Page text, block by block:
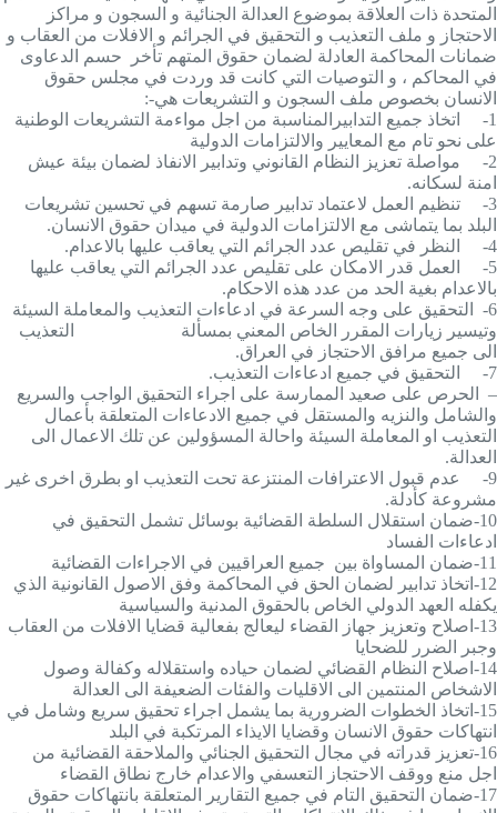
المتحدة ذات العلاقة بموضوع العدالة الجنائية و السجون و مراكز
الاحتجاز و ملف التعذيب و التحقيق في الجرائم و الافلات من العقاب و
ضمانات المحاكمة العادلة لضمان حقوق المتهم تأخر حسم الدعاوى
في المحاكم ، و التوصيات التي كانت قد وردت في مجلس حقوق
الانسان بخصوص ملف السجون و التشريعات هي:-
1-
اتخاذ جميع التدابيرالمناسبة من اجل مواءمة التشريعات الوطنية
على نحو تام مع المعايير والالتزامات الدولية
2-
مواصلة تعزيز النظام القانوني وتدابير الانفاذ لضمان بيئة عيش
امنة لسكانه.
3-
تنظيم العمل لاعتماد تدابير صارمة تسهم في تحسين تشريعات
البلد بما يتماشى مع الالتزامات الدولية في ميدان حقوق الانسان.
4-
النظر في تقليص عدد الجرائم التي يعاقب عليها بالاعدام.
5-
العمل قدر الامكان على تقليص عدد الجرائم التي يعاقب عليها
بالاعدام بغية الحد من عدد هذه الاحكام.
6-
التحقيق على وجه السرعة في ادعاءات التعذيب والمعاملة السيئة
وتيسير زيارات المقرر الخاص المعني بمسألة التعذيب
الى جميع مرافق الاحتجاز في العراق.
7-
التحقيق في جميع ادعاءات التعذيب.
–
الحرص على صعيد الممارسة على اجراء التحقيق الواجب والسريع
والشامل والنزيه والمستقل في جميع الادعاءات المتعلقة بأعمال
التعذيب او المعاملة السيئة واحالة المسؤولين عن تلك الاعمال الى
العدالة.
9-
عدم قبول الاعترافات المنتزعة تحت التعذيب او بطرق اخرى غير
مشروعة كأدلة.
10- ضمان استقلال السلطة القضائية بوسائل تشمل التحقيق في
ادعاءات الفساد
11- ضمان المساواة بين جميع العراقيين في الاجراءات القضائية
12- اتخاذ تدابير لضمان الحق في المحاكمة وفق الاصول القانونية الذي
يكفله العهد الدولي الخاص بالحقوق المدنية والسياسية
13-
اصلاح وتعزيز جهاز القضاء ليعالج بفعالية قضايا الافلات من العقاب
وجبر الضرر للضحايا
14-
اصلاح النظام القضائي لضمان حياده واستقلاله وكفالة وصول
الاشخاص المنتمين الى الاقليات والفئات الضعيفة الى العدالة
15- اتخاذ الخطوات الضرورية بما يشمل اجراء تحقيق سريع وشامل في
انتهاكات حقوق الانسان وقضايا الايذاء المرتكبة في البلد
16- تعزيز قدراته في مجال التحقيق الجنائي والملاحقة القضائية من
اجل منع ووقف الاحتجاز التعسفي والاعدام خارج نطاق القضاء
17- ضمان التحقيق التام في جميع التقارير المتعلقة بانتهاكات حقوق